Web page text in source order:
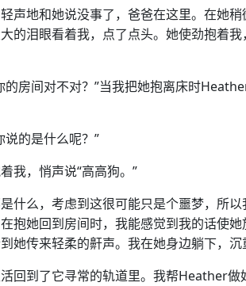
声地和她说没事了，爸爸在这里。在她
的泪眼看着我，点了点头。她使劲抱着
的房间对不对？”当我把她抱离床时
说的是什么呢？”
我，悄声说“高高狗。”
什么，考虑到这很可能只是个噩梦，所
抱她回到房间时，我能感觉到我的话使
她传来轻柔的鼾声。我在她身边躺下，沉
回到了它寻常的轨道里。我帮Heather